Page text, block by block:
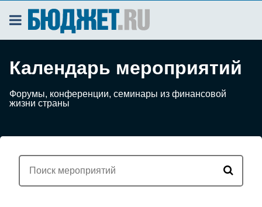
Календарь мероприятий
Форумы, конференции, семинары из финансовой
жизни страны